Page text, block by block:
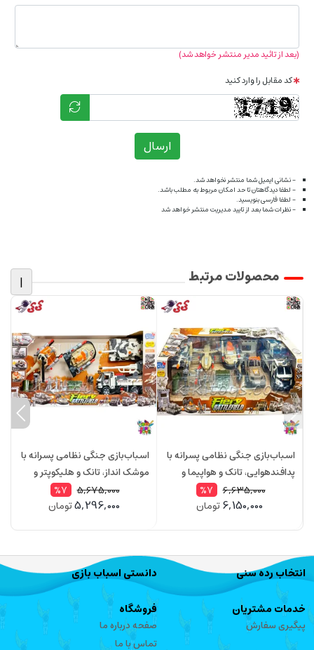
(بعد از تائید مدیر منتشر خواهد شد)
کد مقابل را وارد کنید
ارسال
- نشانی ایمیل شما منتشر نخواهد شد.
- لطفا دیدگاهتان تا حد امکان مربوط به مطلب باشد.
- لطفا فارسی بنویسید.
- نظرات شما بعد از تایید مدیریت منتشر خواهد شد
محصولات مرتبط |
اسباب‌بازی جنگی نظامی پسرانه با
پدافندهوایی، تانک و هواپیما و
سرباز با تجهیزات موزیکال WAR
6,635,000
%7
6,150,000تومان
اسباب‌بازی جنگی نظامی پسرانه با
موشک انداز، تانک و هلیکوپتر و
سرباز با تجهیزات موزیکال WAR
5,675,000
%7
5,296,000تومان
انتخاب رده سنی دانستی اسباب بازی
خدمات مشتریان
پیگیری سفارش
فروشگاه
صفحه درباره ما
تماس با ما